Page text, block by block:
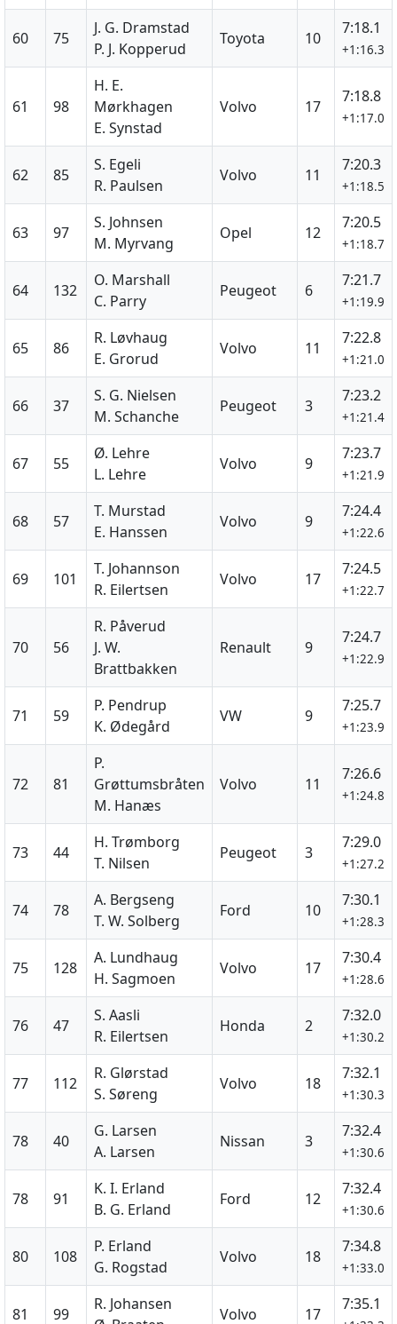
60 75
J. G. Dramstad
P. J. Kopperud
Toyota 10
7:18.1
+1:16.3
61 98
H. E.
Mørkhagen
E. Synstad
Volvo 17
7:18.8
+1:17.0
62 85
S. Egeli
R. Paulsen
Volvo 11
7:20.3
+1:18.5
63 97
S. Johnsen
M. Myrvang
Opel 12
7:20.5
+1:18.7
64 132
O. Marshall
C. Parry
Peugeot 6
7:21.7
+1:19.9
65 86
R. Løvhaug
E. Grorud
Volvo 11
7:22.8
+1:21.0
66 37
S. G. Nielsen
M. Schanche
Peugeot 3
7:23.2
+1:21.4
67 55
Ø. Lehre
L. Lehre
Volvo 9
7:23.7
+1:21.9
68 57
T. Murstad
E. Hanssen
Volvo 9
7:24.4
+1:22.6
69 101
T. Johannson
R. Eilertsen
Volvo 17
7:24.5
+1:22.7
70 56
R. Påverud
J. W.
Brattbakken
Renault 9
7:24.7
+1:22.9
71 59
P. Pendrup
K. Ødegård
VW 9
7:25.7
+1:23.9
72 81
P.
Grøttumsbråten
M. Hanæs
Volvo 11
7:26.6
+1:24.8
73 44
H. Trømborg
T. Nilsen
Peugeot 3
7:29.0
+1:27.2
74 78
A. Bergseng
T. W. Solberg
Ford 10
7:30.1
+1:28.3
75 128
A. Lundhaug
H. Sagmoen
Volvo 17
7:30.4
+1:28.6
76 47
S. Aasli
R. Eilertsen
Honda 2
7:32.0
+1:30.2
77 112
R. Glørstad
S. Søreng
Volvo 18
7:32.1
+1:30.3
78 40
G. Larsen
A. Larsen
Nissan 3
7:32.4
+1:30.6
78 91
K. I. Erland
B. G. Erland
Ford 12
7:32.4
+1:30.6
80 108
P. Erland
G. Rogstad
Volvo 18
7:34.8
+1:33.0
81 99
R. Johansen
Volvo 17
7:35.1